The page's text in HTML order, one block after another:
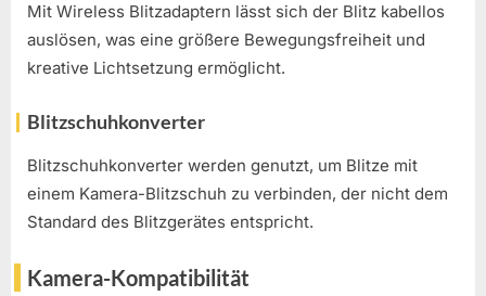
Mit Wireless Blitzadaptern lässt sich der Blitz kabellos
auslösen, was eine größere Bewegungsfreiheit und
kreative Lichtsetzung ermöglicht.
Blitzschuhkonverter
Blitzschuhkonverter werden genutzt, um Blitze mit
einem Kamera-Blitzschuh zu verbinden, der nicht dem
Standard des Blitzgerätes entspricht.
Kamera-Kompatibilität